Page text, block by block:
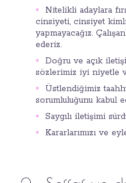
Nitelikli adaylara
cinsiyeti, cinsiyet
yapmayacağız.
ederiz.
Doğru ve açık
sözlerimiz iyi niyetle
Üstlendiğimiz
sorumluluğunu kabul
Saygılı iletişimi
Kararlarımızı ve